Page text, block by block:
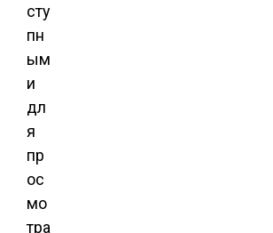
сту
пн
ым
и
дл
я
пр
ос
мо
тра